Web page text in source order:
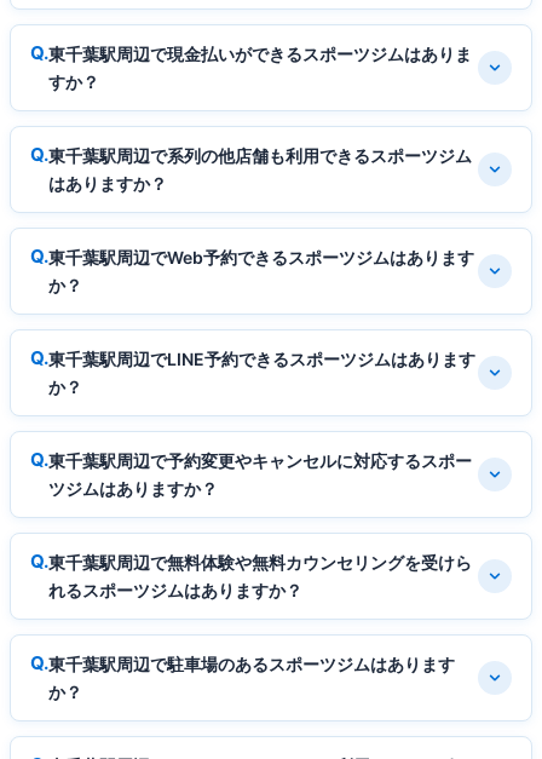
東千葉駅周辺で現金払いができるスポーツジムはありま
すか？
東千葉駅周辺で系列の他店舗も利用できるスポーツジム
はありますか？
東千葉駅周辺でWeb予約できるスポーツジムはあります
か？
東千葉駅周辺でLINE予約できるスポーツジムはあります
か？
東千葉駅周辺で予約変更やキャンセルに対応するスポー
ツジムはありますか？
東千葉駅周辺で無料体験や無料カウンセリングを受けら
れるスポーツジムはありますか？
東千葉駅周辺で駐車場のあるスポーツジムはあります
か？